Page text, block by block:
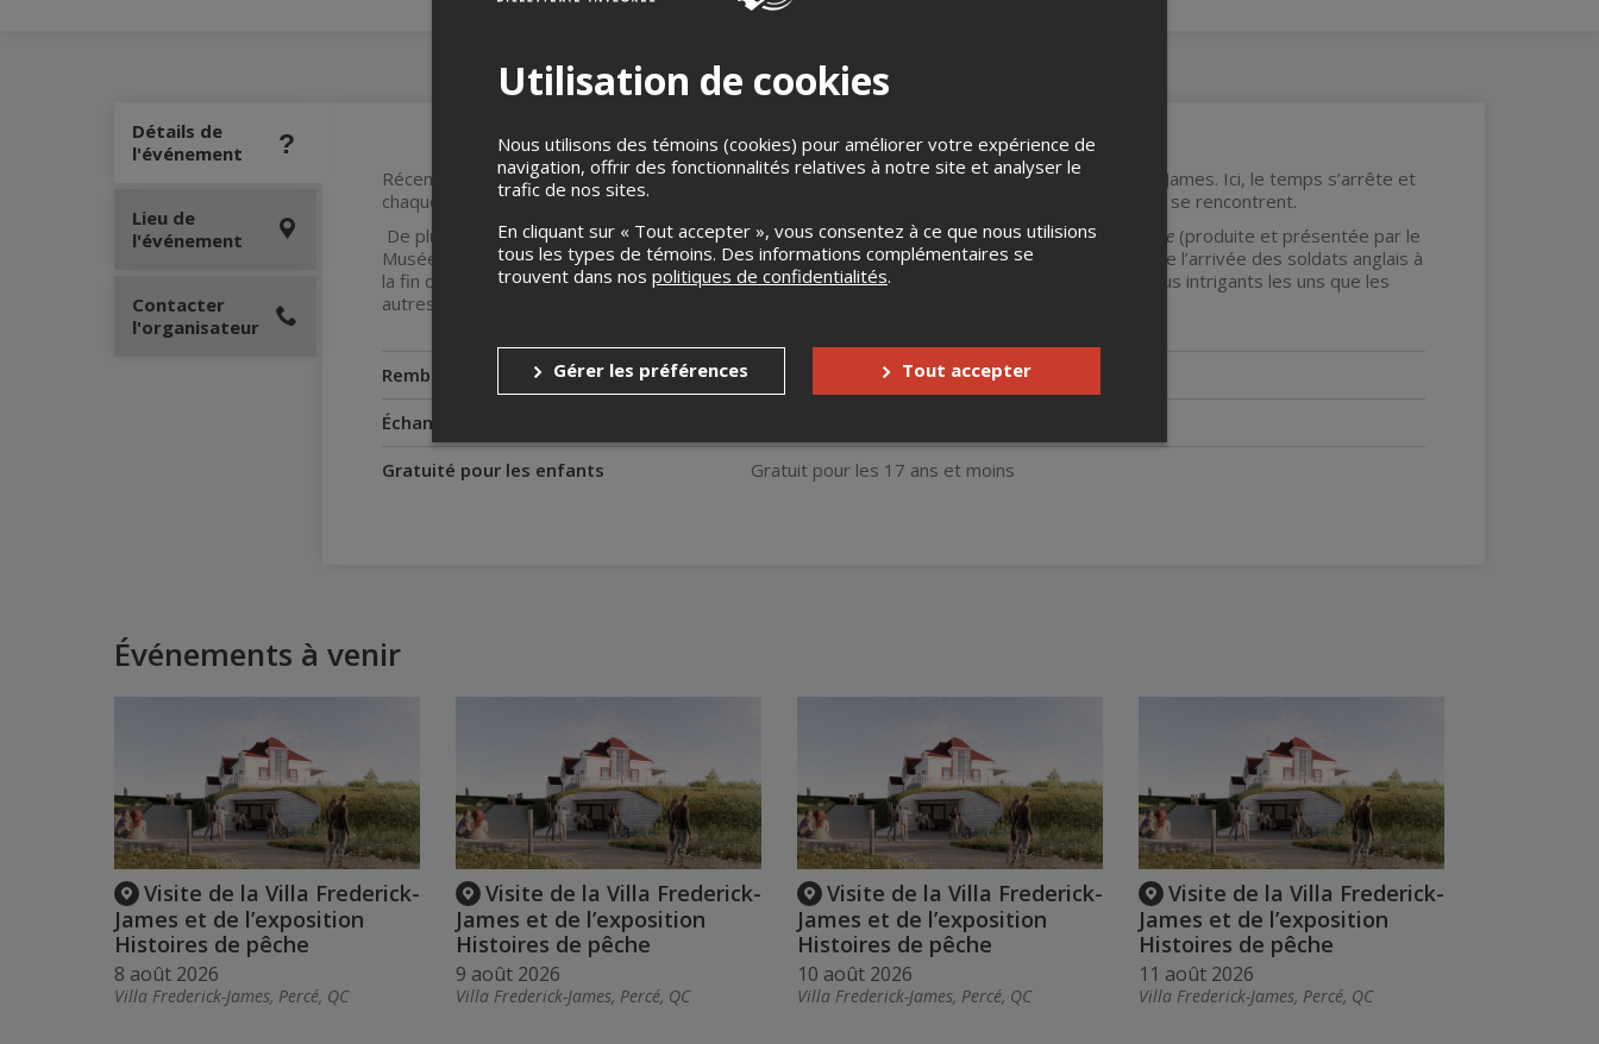
Détails de
l'événement
Récemment restaurée, venez visiter et contempler la richesse de l’histoire de la Villa Frederick-James. Ici, le temps s’arrête et
chaque fenêtre laisse découvrir des paysages gaspésiens grandioses où le présent et le passé se rencontrent.
De plus, avec l’achat de votre billet, vous aurez également accès à l’expositionHistoires de pêche (produite et présentée par le
Musée de la civilisation), qui retrace l’histoire de la pêche sportive en eaux douces au Québec, de l’arrivée des soldats anglais à
la fin du 18e siècle jusqu’à aujourd'hui. Vous pourrez y admirer plusieurs objets de collections plus intrigants les uns que les
autres.
Remboursements
Aucun remboursement
Échanges
Gratuité pour les enfants
Gratuit pour les 17 ans et moins
Lieu de
l'événement
Contacter
l'organisateur
Événements à venir
Visite de la Villa Frederick-
James et de l’exposition
Histoires de pêche
8 août 2026
Villa Frederick-James, Percé, QC
Visite de la Villa Frederick-
James et de l’exposition
Histoires de pêche
9 août 2026
Villa Frederick-James, Percé, QC
Visite de la Villa Frederick-
James et de l’exposition
Histoires de pêche
10 août 2026
Villa Frederick-James, Percé, QC
Visite de la Villa Frederick-
James et de l’exposition
Histoires de pêche
11 août 2026
Villa Frederick-James, Percé, QC
Utilisation de cookies
Nous utilisons des témoins (cookies) pour améliorer votre expérience de
navigation, offrir des fonctionnalités relatives à notre site et analyser le
trafic de nos sites.
En cliquant sur « Tout accepter », vous consentez à ce que nous utilisions
tous les types de témoins. Des informations complémentaires se
trouvent dans nos politiques de confidentialités.
Gérer les préférences Tout accepter